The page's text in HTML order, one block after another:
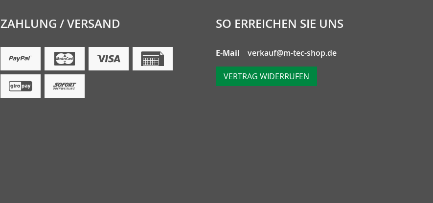
ZAHLUNG / VERSAND SO ERREICHEN SIE UNS
E-Mail verkauf@m-tec-shop.de
VERTRAG WIDERRUFEN